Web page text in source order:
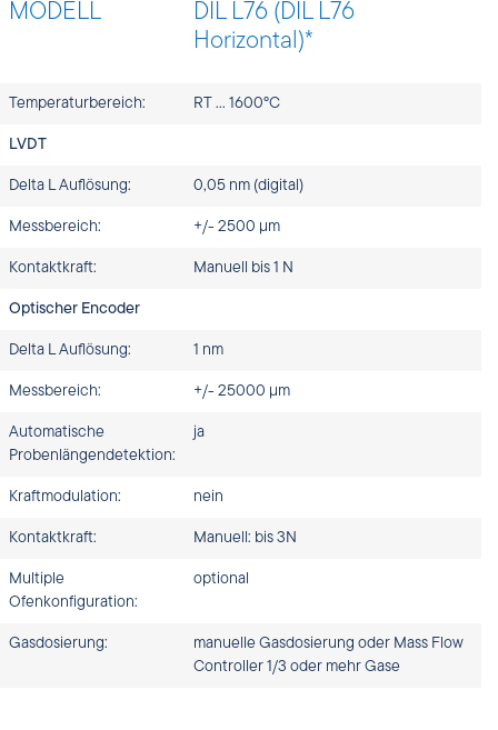
MODELL
DIL L76 (DIL L76
Horizontal)*
Temperaturbereich: RT … 1600°C
LVDT
Delta L Auflösung: 0,05 nm (digital)
Messbereich: +/- 2500 µm
Kontaktkraft: Manuell bis 1 N
Optischer Encoder
Delta L Auflösung: 1 nm
Messbereich: +/- 25000 µm
Automatische
Probenlängendetektion:
ja
Kraftmodulation: nein
Kontaktkraft: Manuell: bis 3N
Multiple
Ofenkonfiguration:
optional
Gasdosierung:
manuelle Gasdosierung oder Mass Flow
Controller 1/3 oder mehr Gase